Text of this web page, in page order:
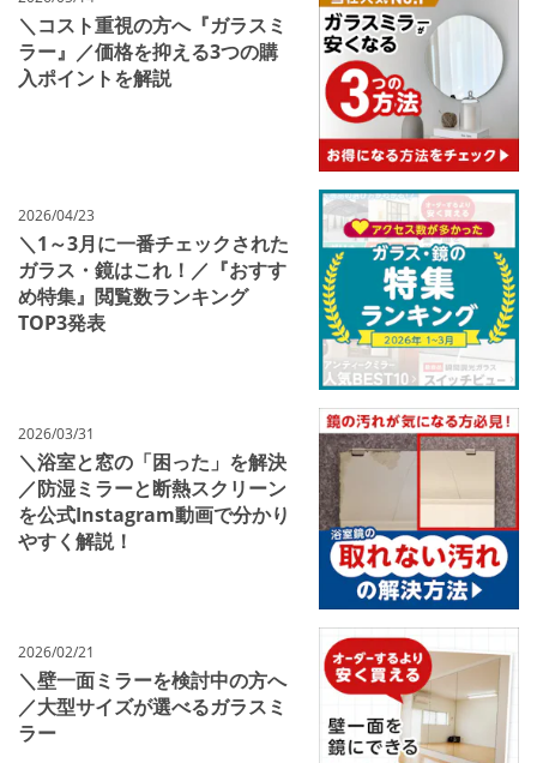
＼コスト重視の方へ『ガラスミ
ラー』／価格を抑える3つの購
入ポイントを解説
＼1～3月に一番チェックされた
ガラス・鏡はこれ！／『おすす
め特集』閲覧数ランキング
TOP3発表
2026/04/23
＼浴室と窓の「困った」を解決
／防湿ミラーと断熱スクリーン
を公式Instagram動画で分かり
やすく解説！
2026/03/31
＼壁一面ミラーを検討中の方へ
／大型サイズが選べるガラスミ
ラー
2026/02/21